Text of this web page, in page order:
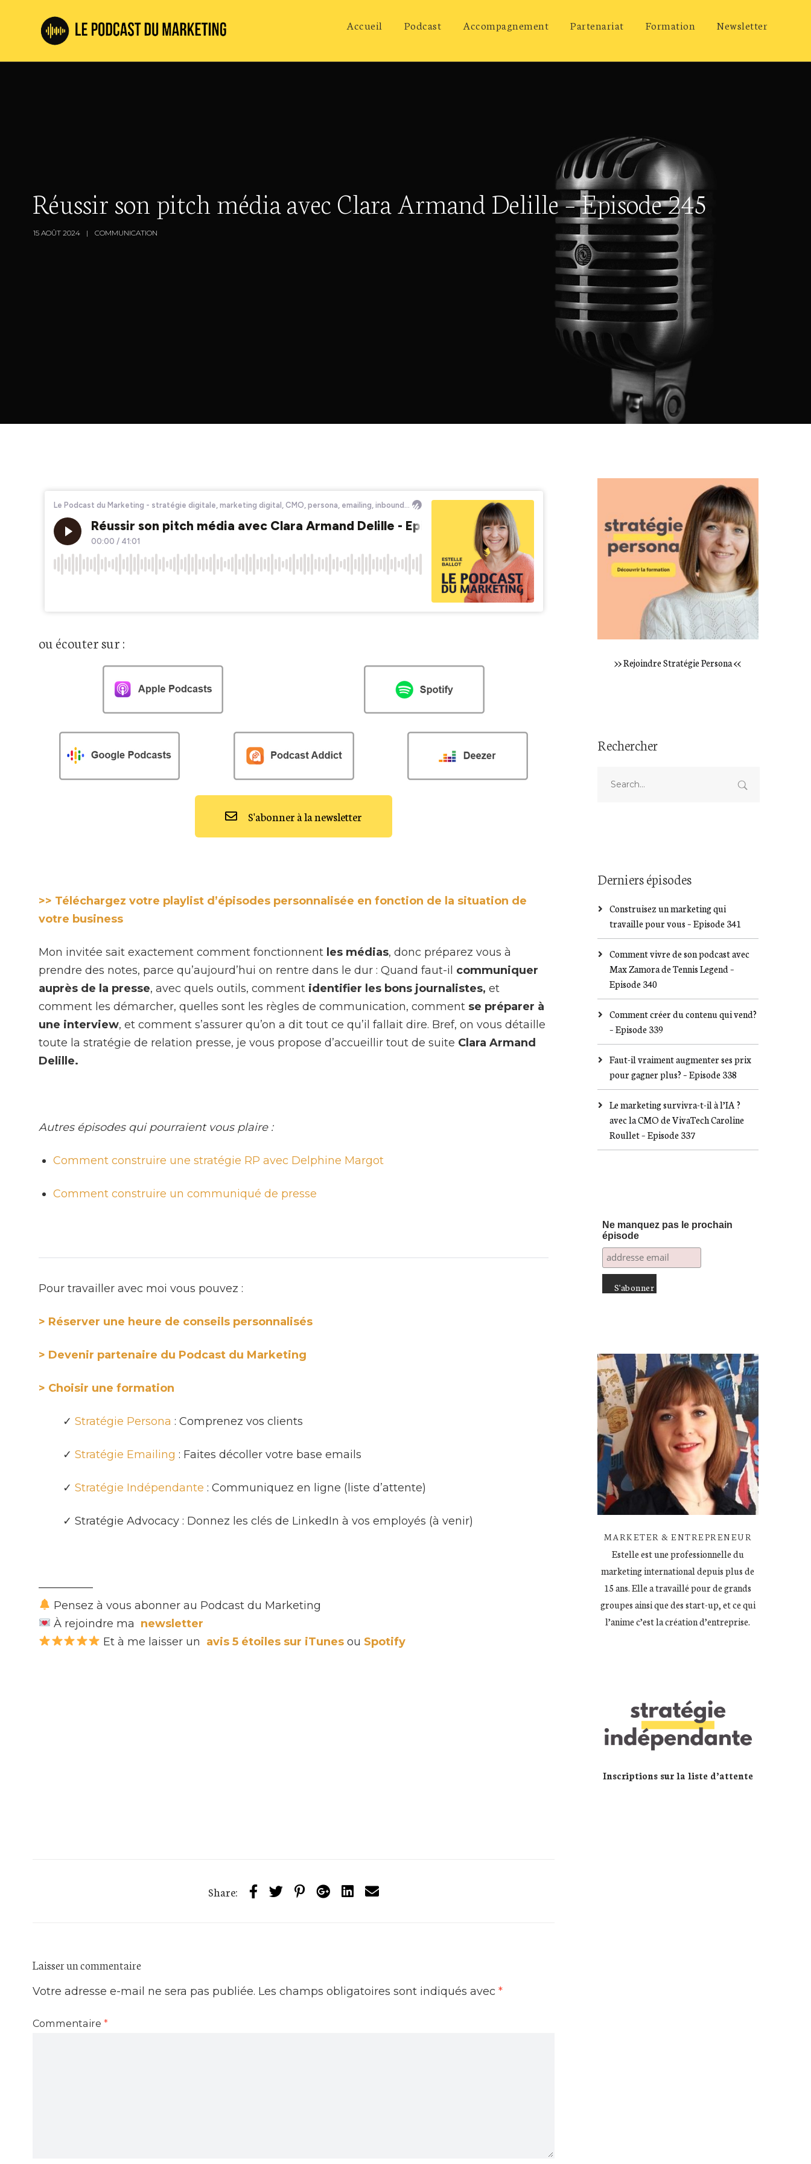
Accueil Podcast Accompagnement Partenariat Formation Newsletter
Réussir son pitch média avec Clara Armand Delille – Episode 245
15 AOÛT 2024 COMMUNICATION
ou écouter sur :
S'abonner à la newsletter
>> Téléchargez votre playlist d’épisodes personnalisée en fonction de la situation de
votre business
Mon invitée sait exactement comment fonctionnentles médias, donc préparez vous à
prendre des notes, parce qu’aujourd’hui on rentre dans le dur : Quand faut-il communiquer
auprès de la presse, avec quels outils, commentidentifier les bons journalistes, et
comment les démarcher, quelles sont les règles de communication, commentse préparer à
une interview, et comment s’assurer qu’on a dit tout ce qu’il fallait dire. Bref, on vous détaille
toute la stratégie de relation presse, je vous propose d’accueillir tout de suite Clara Armand
Delille.
Autres épisodes qui pourraient vous plaire :
Comment construire une stratégie RP avec Delphine Margot
Comment construire un communiqué de presse
Pour travailler avec moi vous pouvez :
> Réserver une heure de conseils personnalisés
> Devenir partenaire du Podcast du Marketing
> Choisir une formation
✓ Stratégie Persona : Comprenez vos clients
✓ Stratégie Emailing : Faites décoller votre base emails
✓ Stratégie Indépendante : Communiquez en ligne (liste d’attente)
✓ Stratégie Advocacy : Donnez les clés de LinkedIn à vos employés (à venir)
—————
Pensez à vous abonner au Podcast du Marketing
À rejoindre ma newsletter
Et à me laisser un avis 5 étoiles sur iTunesou Spotify
Share:
Laisser un commentaire
Votre adresse e-mail ne sera pas publiée. Les champs obligatoires sont indiqués avec *
Commentaire *
>> Rejoindre Stratégie Persona <<
Rechercher
Derniers épisodes
Construisez un marketing qui
travaille pour vous – Episode 341
Comment vivre de son podcast avec
Max Zamora de Tennis Legend –
Episode 340
Comment créer du contenu qui vend?
– Episode 339
Faut-il vraiment augmenter ses prix
pour gagner plus? – Episode 338
Le marketing survivra-t-il à l’IA ?
avec la CMO de VivaTech Caroline
Roullet – Episode 337
Ne manquez pas le prochain
épisode
MARKETER & ENTREPRENEUR
Estelle est une professionnelle du
marketing international depuis plus de
15 ans. Elle a travaillé pour de grands
groupes ainsi que des start-up, et ce qui
l’anime c’est la création d’entreprise.
Inscriptions sur la liste d’attente